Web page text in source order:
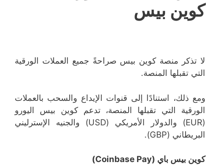
كوين بيس
لا تذكر منصة كوين بيس صراحةً جميع العملات الورقية
التي تقبلها المنصة.
ومع ذلك، استنادًا إلى قنوات الإيداع والسحب بالعملات
الورقية التي تقبلها المنصة، تدعم كوين بيس اليورو
(EUR) والدولار الأمريكي (USD) والجنيه الإسترليني
البريطاني (GBP).
كوين بيس باي (Coinbase Pay)